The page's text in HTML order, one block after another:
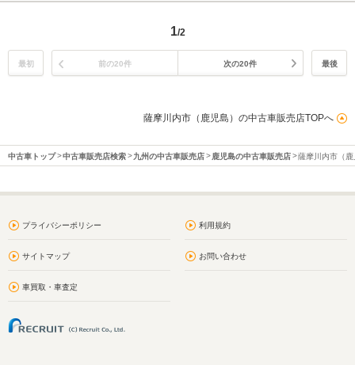
1/2
最初 前の20件 次の20件 最後
薩摩川内市（鹿児島）の中古車販売店TOPへ
中古車トップ 中古車販売店検索 九州の中古車販売店 鹿児島の中古車販売店 薩摩川内市（
プライバシーポリシー 利用規約
サイトマップ お問い合わせ
車買取・車査定